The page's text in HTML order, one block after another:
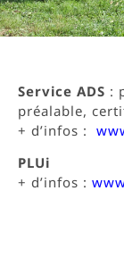
Service ADS :
préalable,
+ d’infos :
PLUi
+ d’infos :